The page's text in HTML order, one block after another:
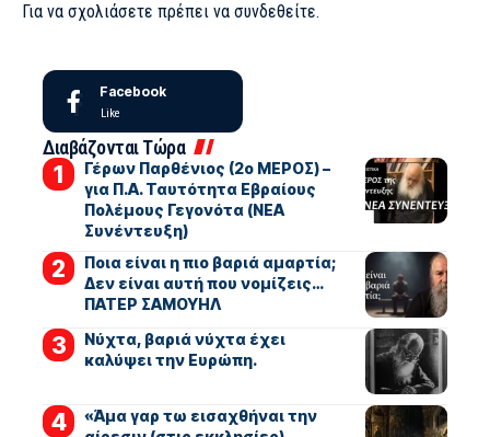
Για να σχολιάσετε πρέπει να συνδεθείτε.
Facebook
Like
Διαβάζονται Τώρα
Γέρων Παρθένιος (2ο ΜΕΡΟΣ) –
για Π.Α. Ταυτότητα Εβραίους
Πολέμους Γεγονότα (ΝΕΑ
Συνέντευξη)
Ποια είναι η πιο βαριά αμαρτία;
Δεν είναι αυτή που νομίζεις…
ΠΑΤΕΡ ΣΑΜΟΥΗΛ
Νύχτα, βαριά νύχτα έχει
καλύψει την Ευρώπη.
«Άμα γαρ τω εισαχθήναι την